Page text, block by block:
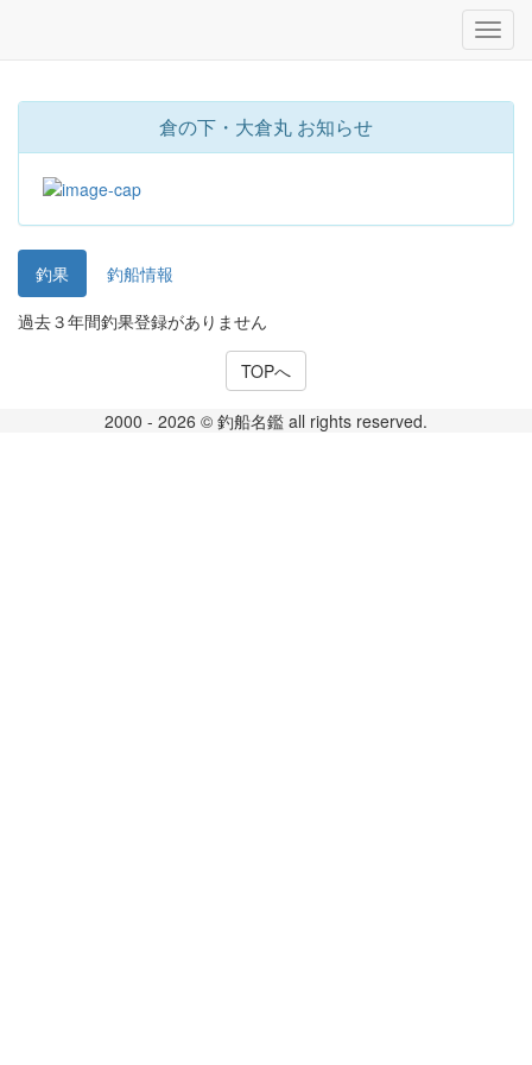
倉の下・大倉丸 お知らせ
釣果
釣船情報
過去３年間釣果登録がありません
TOPへ
2000 - 2026 © 釣船名鑑 all rights reserved.